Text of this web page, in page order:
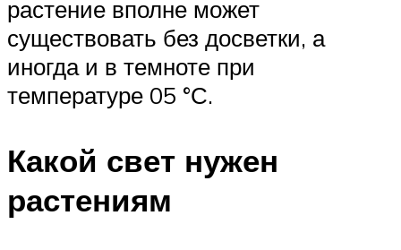
растение вполне может
существовать без досветки, а
иногда и в темноте при
температуре 05 °С.
Какой свет нужен
растениям